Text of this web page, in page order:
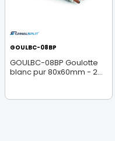
GOULBC-08BP
GOULBC-08BP Goulotte
blanc pur 80x60mm - 2...